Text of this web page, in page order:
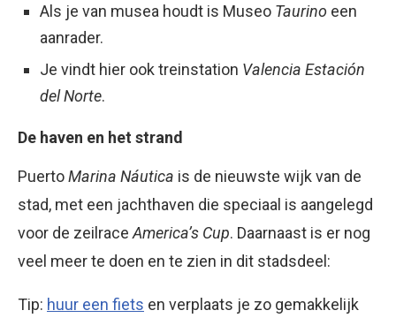
Als je van musea houdt is Museo Taurino een
aanrader.
Je vindt hier ook treinstation Valencia Estación
del Norte.
De haven en het strand
PuertoMarina Náutica is de nieuwste wijk van de
stad, met een jachthaven die speciaal is aangelegd
voor de zeilrace America’s Cup. Daarnaast is er nog
veel meer te doen en te zien in dit stadsdeel:
Tip: huur een fiets en verplaats je zo gemakkelijk